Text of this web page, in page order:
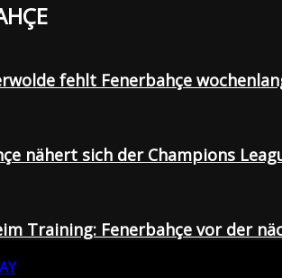
fehlt Fenerbahçe
nähert sich der Champions
Training: Fenerbahçe vor der